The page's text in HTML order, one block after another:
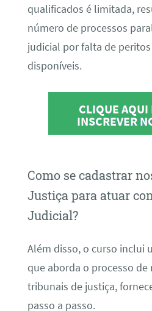
qualificados é limitada,
número de processos
judicial por falta de
disponíveis.
CLIQUE AQUI
INSCREVER
Como se cadastrar
Justiça para atuar
Judicial?
Além disso, o curso inclui
que aborda o processo de
tribunais de justiça,
passo a passo.